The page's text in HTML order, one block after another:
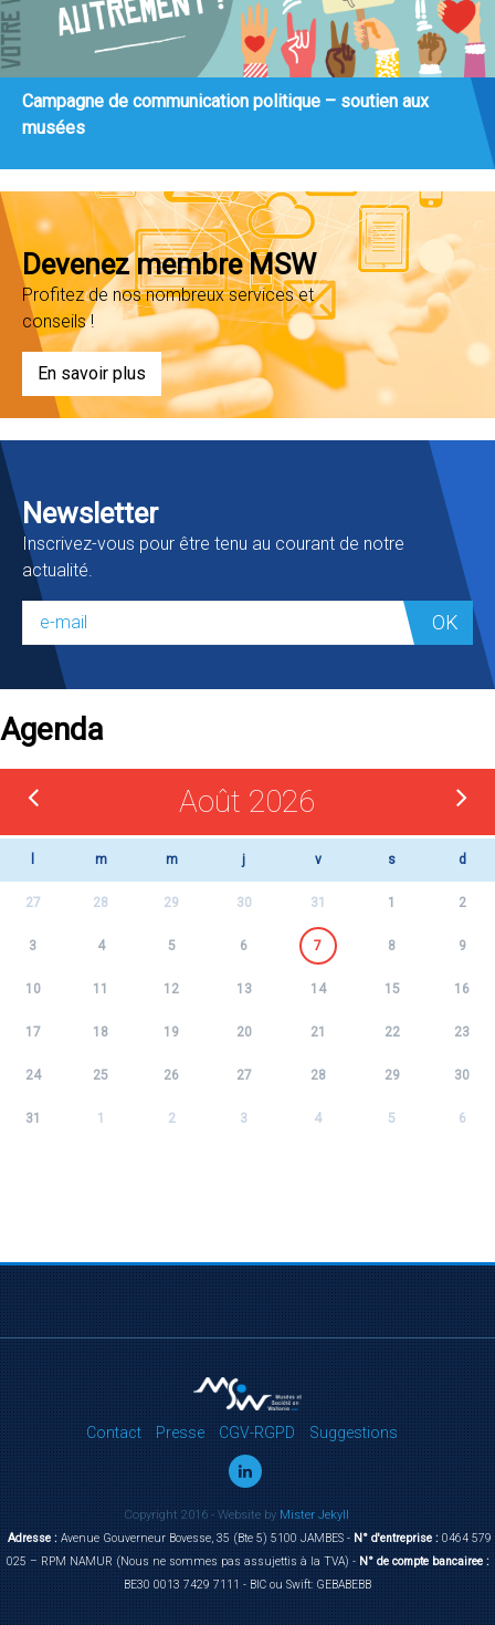
Campagne de communication politique – soutien aux
musées
Devenez membre MSW
Profitez de nos nombreux services et
conseils !
En savoir plus
Newsletter
Inscrivez-vous pour être tenu au courant de notre
actualité.
OK
Agenda
Août 2026
m m j v s d
27 28 29 30 31 1 2
3 4 5 6 7 8 9
10 11 12 13 14 15 16
17 18 19 20 21 22 23
24 25 26 27 28 29 30
31 1 2 3 4 5 6
Contact Presse CGV-RGPD Suggestions
Copyright 2016 - Website byMister Jekyll
Adresse :Avenue Gouverneur Bovesse, 35 (Bte 5) 5100 JAMBES -N° d'entreprise :0464 579
025 – RPM NAMUR (Nous ne sommes pas assujettis à la TVA) -N° de compte bancairee :
BE30 0013 7429 7111 - BIC ou Swift: GEBABEBB